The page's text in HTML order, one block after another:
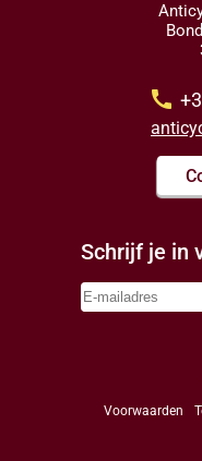
call
Schrijf je in
Voorwaarden